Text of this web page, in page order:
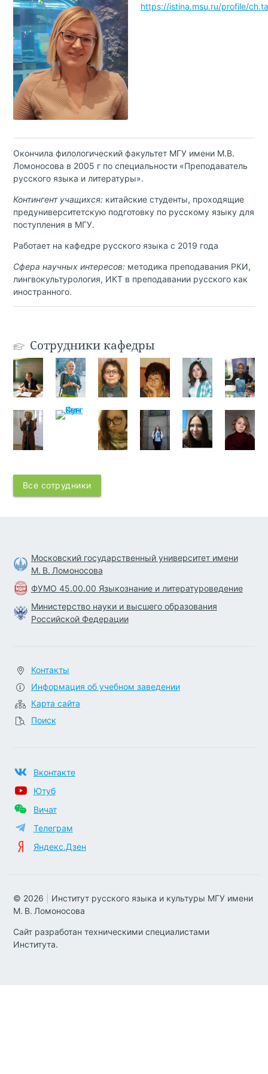
https://istina.msu.ru/profile/
Окончила филологический факультет МГУ имени М.В.
Ломоносова в 2005 г по специальности «Преподаватель
русского языка и литературы».
Контингент учащихся:китайские студенты, проходящие
предуниверситетскую подготовку по русскому языку для
поступления в МГУ.
Работает на кафедре русского языка с 2019 года
Сфера научных интересов:методика преподавания РКИ,
лингвокультурология, ИКТ в преподавании русского как
иностранного.
Сотрудники кафедры
Все сотрудники
Московский государственный университет имени
М. В. Ломоносова
ФУМО 45.00.00 Языкознание и литературоведение
Министерство науки и высшего образования
Российской Федерации
Контакты
Информация об учебном заведении
Карта сайта
Поиск
Вконтакте
Ютуб
Вичат
Телеграм
Яндекс.Дзен
© 2026
Институт русского языка и культуры МГУ имени
М. В. Ломоносова
Сайт разработан техническими специалистами
Института.